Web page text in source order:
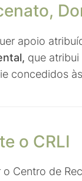
apoio
que
concedidos
o CRLI
o Centro de